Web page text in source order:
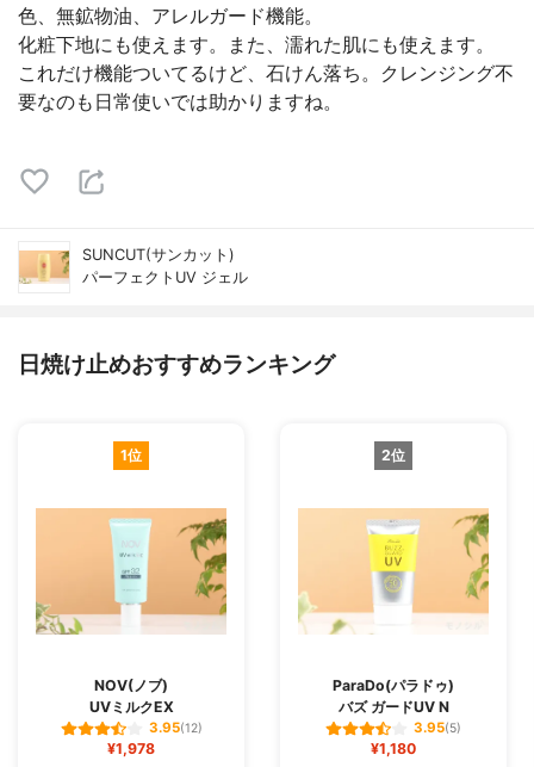
色、無鉱物油、アレルガード機能。
化粧下地にも使えます。また、濡れた肌にも使えます。
これだけ機能ついてるけど、石けん落ち。クレンジング不
要なのも日常使いでは助かりますね。
SUNCUT(サンカット)
パーフェクトUV ジェル
日焼け止めおすすめランキング
1位
NOV(ノブ)
UVミルクEX
3.95(12)
¥1,978
2位
ParaDo(パラドゥ)
バズ ガードUV N
3.95(5)
¥1,180